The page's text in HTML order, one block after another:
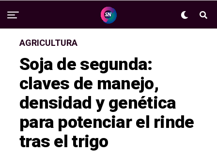
AGRICULTURA
Soja de segunda:
claves de manejo,
densidad y genética
para potenciar el rinde
tras el trigo